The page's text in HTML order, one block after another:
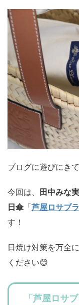
ブログに遊びにき
今回は、 田中みな
日傘「芦屋ロサブ
す！
日焼け対策を万全
ください😊
「芦屋ロサ